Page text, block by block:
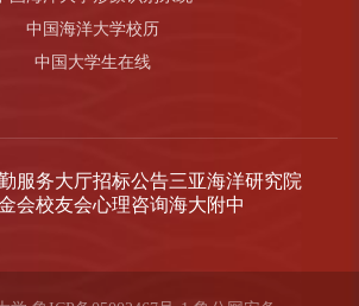
中国海洋大学校历
中国大学生在线
服务大厅招标公告三亚海洋研究院
会校友会心理咨询海大附中